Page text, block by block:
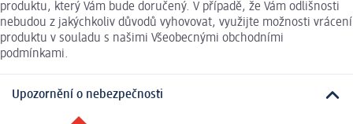
produktu, který Vám bude doručený. V případě, že Vám odlišnosti
nebudou z jakýchkoliv důvodů vyhovovat, využijte možnosti vrácení
produktu v souladu s našimi Všeobecnými obchodními
podmínkami.
Upozornění o nebezpečnosti